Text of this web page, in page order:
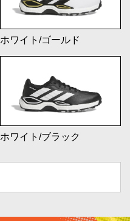
ホワイト/ゴールド
ホワイト/ブラック